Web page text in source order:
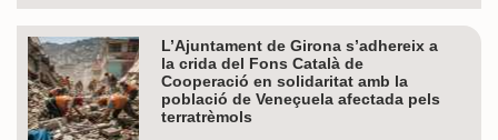
L’Ajuntament de Girona s’adhereix a
la crida del Fons Català de
Cooperació en solidaritat amb la
població de Veneçuela afectada pels
terratrèmols